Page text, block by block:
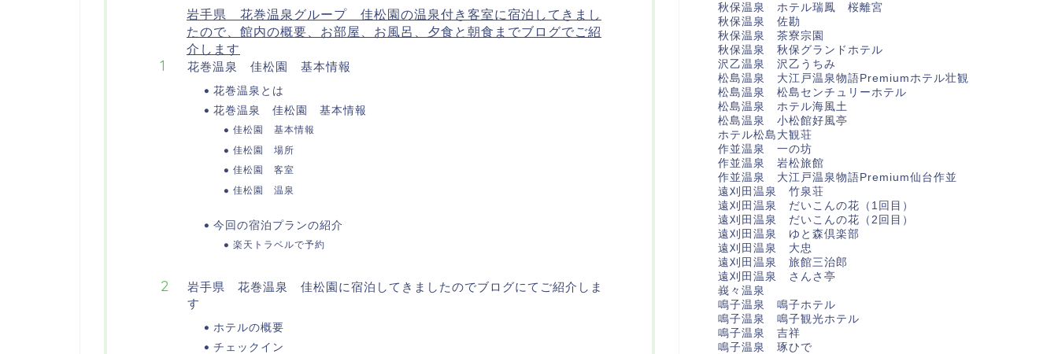
岩手県 花巻温泉グループ 佳松園の温泉付き客室に宿泊してきまし
たので、館内の概要、お部屋、お風呂、夕食と朝食までブログでご紹
介します
花巻温泉 佳松園 基本情報
花巻温泉とは
花巻温泉 佳松園 基本情報
佳松園 基本情報
佳松園 場所
佳松園 客室
佳松園 温泉
今回の宿泊プランの紹介
楽天トラベルで予約
岩手県 花巻温泉 佳松園に宿泊してきましたのでブログにてご紹介しま
す
ホテルの概要
チェックイン
秋保温泉 ホテル瑞鳳 桜離宮
秋保温泉 佐勘
秋保温泉 茶寮宗園
秋保温泉 秋保グランドホテル
沢乙温泉 沢乙うちみ
松島温泉 大江戸温泉物語Premiumホテル壮観
松島温泉 松島センチュリーホテル
松島温泉 ホテル海風土
松島温泉 小松館好風亭
ホテル松島大観荘
作並温泉 一の坊
作並温泉 岩松旅館
作並温泉 大江戸温泉物語Premium仙台作並
遠刈田温泉 竹泉荘
遠刈田温泉 だいこんの花（1回目）
遠刈田温泉 だいこんの花（2回目）
遠刈田温泉 ゆと森倶楽部
遠刈田温泉 大忠
遠刈田温泉 旅館三治郎
遠刈田温泉 さんさ亭
峩々温泉
鳴子温泉 鳴子ホテル
鳴子温泉 鳴子観光ホテル
鳴子温泉 吉祥
鳴子温泉 琢ひで